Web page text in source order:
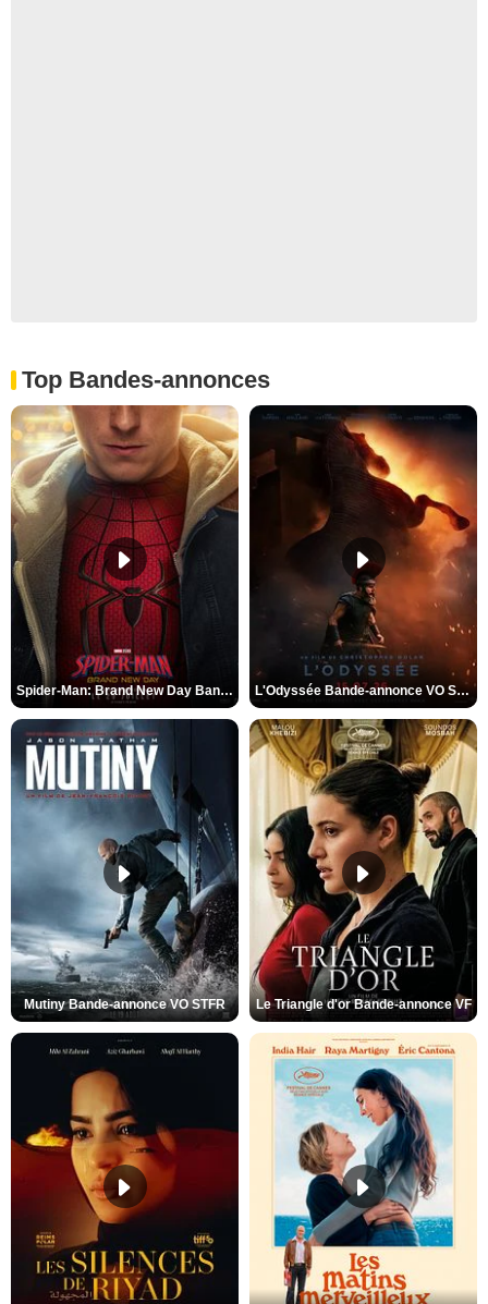
Top Bandes-annonces
Spider-Man: Brand New Day Bande-annonce VO STFR L'Odyssée Bande-annonce VO STFR
Mutiny Bande-annonce VO STFR Le Triangle d'or Bande-annonce VF